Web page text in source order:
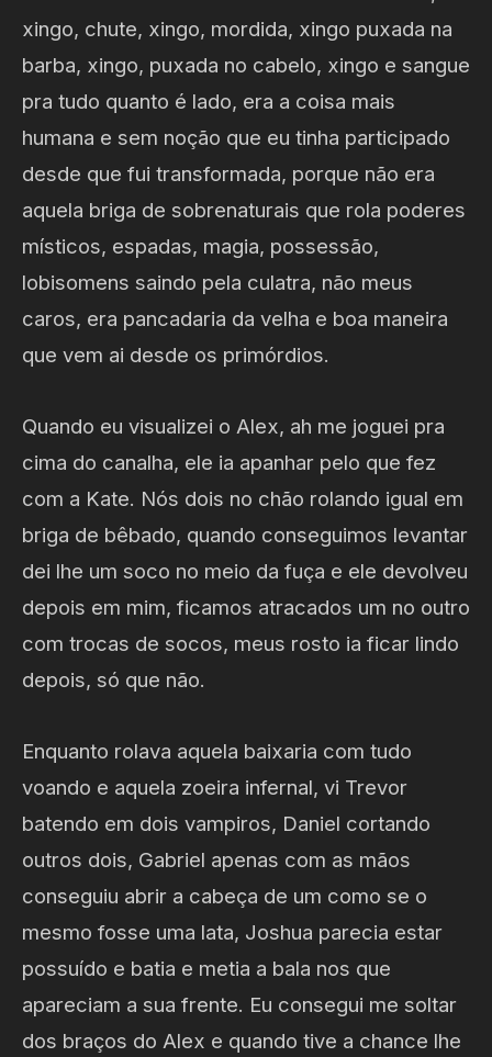
xingo, chute, xingo, mordida, xingo puxada na
barba, xingo, puxada no cabelo, xingo e sangue
pra tudo quanto é lado, era a coisa mais
humana e sem noção que eu tinha participado
desde que fui transformada, porque não era
aquela briga de sobrenaturais que rola poderes
místicos, espadas, magia, possessão,
lobisomens saindo pela culatra, não meus
caros, era pancadaria da velha e boa maneira
que vem ai desde os primórdios.
Quando eu visualizei o Alex, ah me joguei pra
cima do canalha, ele ia apanhar pelo que fez
com a Kate. Nós dois no chão rolando igual em
briga de bêbado, quando conseguimos levantar
dei lhe um soco no meio da fuça e ele devolveu
depois em mim, ficamos atracados um no outro
com trocas de socos, meus rosto ia ficar lindo
depois, só que não.
Enquanto rolava aquela baixaria com tudo
voando e aquela zoeira infernal, vi Trevor
batendo em dois vampiros, Daniel cortando
outros dois, Gabriel apenas com as mãos
conseguiu abrir a cabeça de um como se o
mesmo fosse uma lata, Joshua parecia estar
possuído e batia e metia a bala nos que
apareciam a sua frente. Eu consegui me soltar
dos braços do Alex e quando tive a chance lhe